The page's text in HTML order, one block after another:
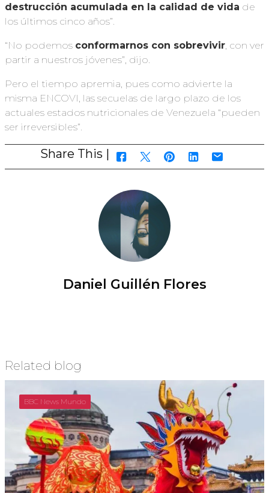
destrucción acumulada en la calidad de vida de
los últimos cinco años”.
“No podemos conformarnos con sobrevivir , con ver
partir a nuestros jóvenes”, dijo.
Pero el tiempo apremia, pues como advierte la
misma ENCOVI, las secuelas de largo plazo de los
actuales estados nutricionales de Venezuela “pueden
ser irreversibles”.
Share This |
Daniel Guillén Flores
Related blog
BBC News Mundo